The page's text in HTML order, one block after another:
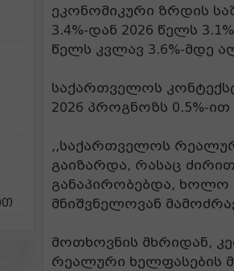
ეკონომიკური ზრდის
3.4%-დან 2026 წელს
წელს კვლავ 3.6%-მდე
საქართველოს
2026 პროგნოზს 0.5%-
,,საქართველოს
გაიზარდა, რასაც
განაპირობებდა, ხოლო
მნიშვნელოვან
მოთხოვნის მხრიდან,
რეალური ხელფასების